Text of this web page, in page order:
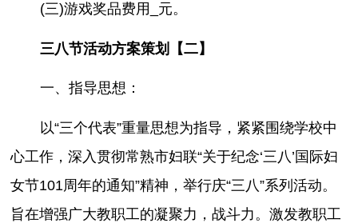
(三)游戏奖品费用_元。
三八节活动方案策划【二】
一、指导思想：
以“三个代表”重量思想为指导，紧紧围绕学校中
心工作，深入贯彻常熟市妇联“关于纪念‘三八’国际妇
女节101周年的通知”精神，举行庆“三八”系列活动。
旨在增强广大教职工的凝聚力，战斗力。激发教职工